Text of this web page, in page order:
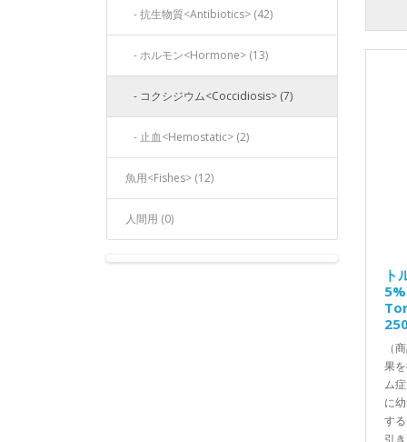
- 抗生物質<Antibiotics> (42)
- ホルモン<Hormone> (13)
- コクシジウム<Coccidiosis> (7)
- 止血<Hemostatic> (2)
魚用<Fishes> (12)
人間用 (0)
ト
（
果
ム
に
す
引